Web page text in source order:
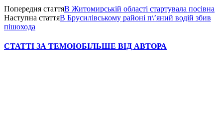
Попередня статтяВ Житомирській області стартувала посівна
Наступна статтяВ Брусилівському районі п\’яний водій збив
пішохода
СТАТТІ ЗА ТЕМОЮБІЛЬШЕ ВІД АВТОРА